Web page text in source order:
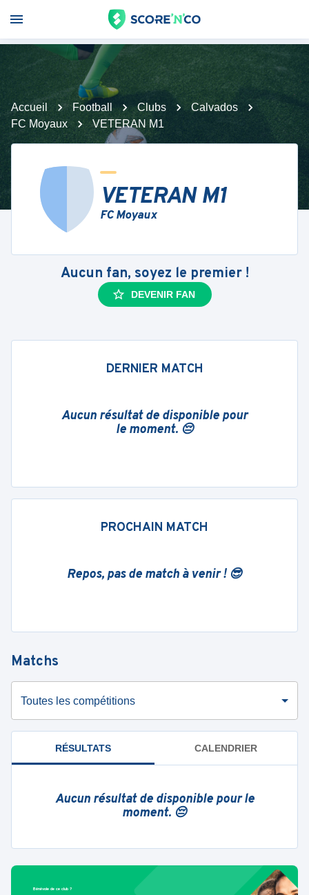
Accueil Football Clubs
Calvados
FC Moyaux
VETERAN M1
VETERAN M1
FC Moyaux
Aucun fan, soyez le premier !
DEVENIR FAN
DERNIER MATCH
Aucun résultat de disponible pour
le moment. 😔
PROCHAIN MATCH
Repos, pas de match à venir ! 😎
Matchs
Toutes les compétitions
RÉSULTATS CALENDRIER
Aucun résultat de disponible pour le
moment. 😔
Bénévole de ce club ?